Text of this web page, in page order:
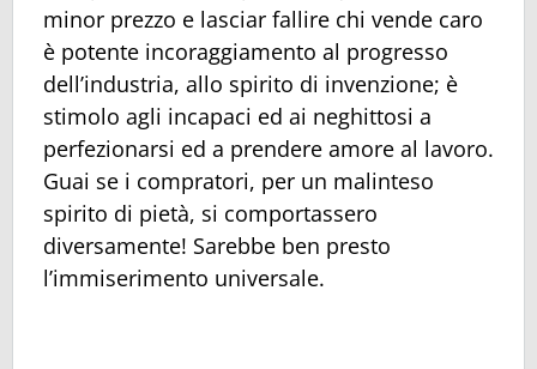
minor prezzo e lasciar fallire chi vende caro
è potente incoraggiamento al progresso
dell’industria, allo spirito di invenzione; è
stimolo agli incapaci ed ai neghittosi a
perfezionarsi ed a prendere amore al lavoro.
Guai se i compratori, per un malinteso
spirito di pietà, si comportassero
diversamente! Sarebbe ben presto
l’immiserimento universale.